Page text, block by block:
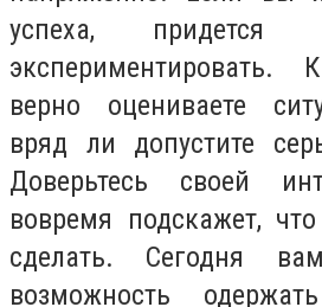
успеха, придется
верно оцениваете
вряд ли допустите
Доверьтесь своей
вовремя подскажет,
сделать. Сегодня
возможность